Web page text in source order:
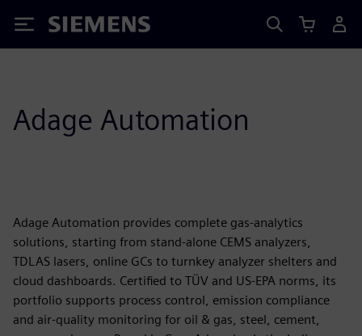
Siemens
Adage Automation
Adage Automation provides complete gas-analytics
solutions, starting from stand-alone CEMS analyzers,
TDLAS lasers, online GCs to turnkey analyzer shelters and
cloud dashboards. Certified to TÜV and US-EPA norms, its
portfolio supports process control, emission compliance
and air-quality monitoring for oil & gas, steel, cement,